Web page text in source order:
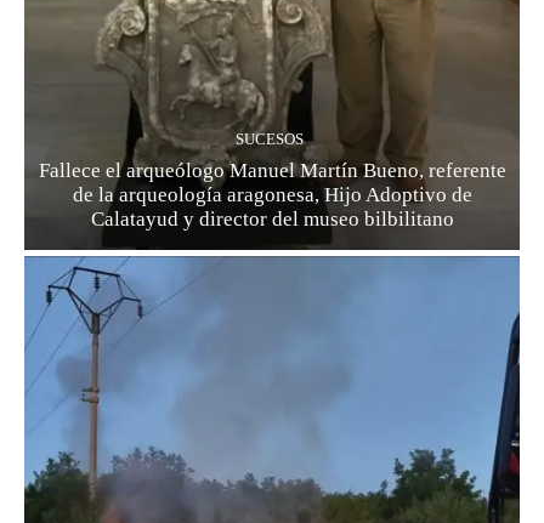
SUCESOS
Fallece el arqueólogo Manuel Martín Bueno, referente
de la arqueología aragonesa, Hijo Adoptivo de
Calatayud y director del museo bilbilitano